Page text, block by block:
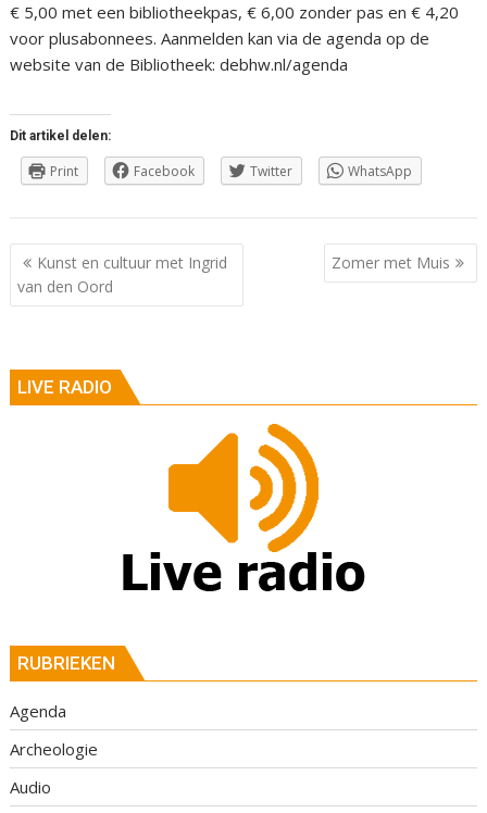
€ 5,00 met een bibliotheekpas, € 6,00 zonder pas en € 4,20
voor plusabonnees. Aanmelden kan via de agenda op de
website van de Bibliotheek: debhw.nl/agenda
Dit artikel delen:
Print Facebook Twitter WhatsApp
Berichtnavigatie
Kunst en cultuur met Ingrid
van den Oord
Zomer met Muis
LIVE RADIO
RUBRIEKEN
Agenda
Archeologie
Audio